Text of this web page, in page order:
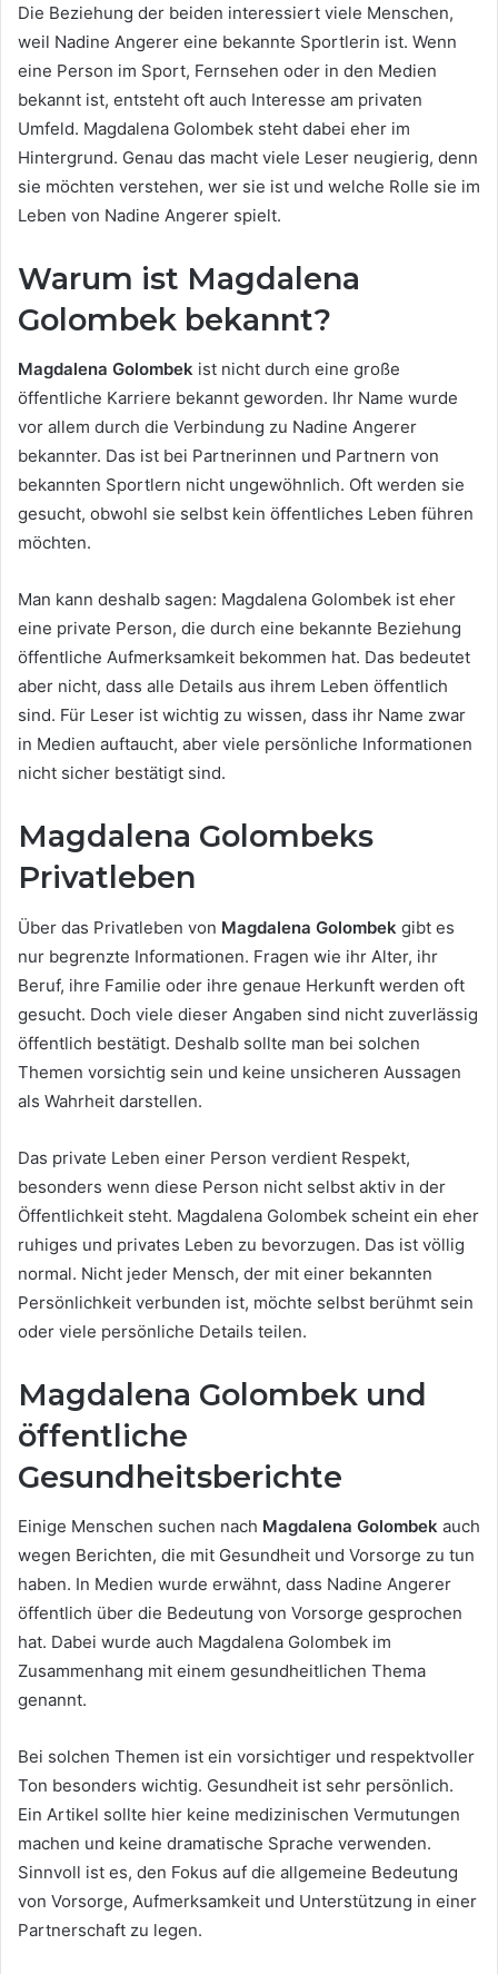
Die Beziehung der beiden interessiert viele Menschen,
weil Nadine Angerer eine bekannte Sportlerin ist. Wenn
eine Person im Sport, Fernsehen oder in den Medien
bekannt ist, entsteht oft auch Interesse am privaten
Umfeld. Magdalena Golombek steht dabei eher im
Hintergrund. Genau das macht viele Leser neugierig, denn
sie möchten verstehen, wer sie ist und welche Rolle sie im
Leben von Nadine Angerer spielt.
Warum ist Magdalena
Golombek bekannt?
Magdalena Golombek ist nicht durch eine große
öffentliche Karriere bekannt geworden. Ihr Name wurde
vor allem durch die Verbindung zu Nadine Angerer
bekannter. Das ist bei Partnerinnen und Partnern von
bekannten Sportlern nicht ungewöhnlich. Oft werden sie
gesucht, obwohl sie selbst kein öffentliches Leben führen
möchten.
Man kann deshalb sagen: Magdalena Golombek ist eher
eine private Person, die durch eine bekannte Beziehung
öffentliche Aufmerksamkeit bekommen hat. Das bedeutet
aber nicht, dass alle Details aus ihrem Leben öffentlich
sind. Für Leser ist wichtig zu wissen, dass ihr Name zwar
in Medien auftaucht, aber viele persönliche Informationen
nicht sicher bestätigt sind.
Magdalena Golombeks
Privatleben
Über das Privatleben von Magdalena Golombek gibt es
nur begrenzte Informationen. Fragen wie ihr Alter, ihr
Beruf, ihre Familie oder ihre genaue Herkunft werden oft
gesucht. Doch viele dieser Angaben sind nicht zuverlässig
öffentlich bestätigt. Deshalb sollte man bei solchen
Themen vorsichtig sein und keine unsicheren Aussagen
als Wahrheit darstellen.
Das private Leben einer Person verdient Respekt,
besonders wenn diese Person nicht selbst aktiv in der
Öffentlichkeit steht. Magdalena Golombek scheint ein eher
ruhiges und privates Leben zu bevorzugen. Das ist völlig
normal. Nicht jeder Mensch, der mit einer bekannten
Persönlichkeit verbunden ist, möchte selbst berühmt sein
oder viele persönliche Details teilen.
Magdalena Golombek und
öffentliche
Gesundheitsberichte
Einige Menschen suchen nach Magdalena Golombek auch
wegen Berichten, die mit Gesundheit und Vorsorge zu tun
haben. In Medien wurde erwähnt, dass Nadine Angerer
öffentlich über die Bedeutung von Vorsorge gesprochen
hat. Dabei wurde auch Magdalena Golombek im
Zusammenhang mit einem gesundheitlichen Thema
genannt.
Bei solchen Themen ist ein vorsichtiger und respektvoller
Ton besonders wichtig. Gesundheit ist sehr persönlich.
Ein Artikel sollte hier keine medizinischen Vermutungen
machen und keine dramatische Sprache verwenden.
Sinnvoll ist es, den Fokus auf die allgemeine Bedeutung
von Vorsorge, Aufmerksamkeit und Unterstützung in einer
Partnerschaft zu legen.